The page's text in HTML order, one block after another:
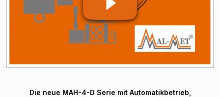
Die neue MAH-4-D Serie mit Automatikbetrieb,